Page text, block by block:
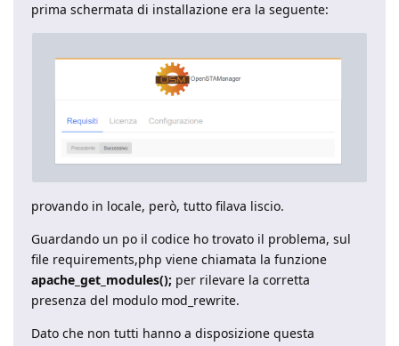
prima schermata di installazione era la seguente:
provando in locale, però, tutto filava liscio.
Guardando un po il codice ho trovato il problema, sul
file requirements,php viene chiamata la funzione
apache_get_modules(); per rilevare la corretta
presenza del modulo mod_rewrite.
Dato che non tutti hanno a disposizione questa